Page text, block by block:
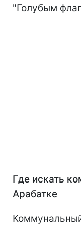
"Голубым
Где искать
Арабатке